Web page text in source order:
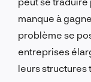
manque à
problème se
entreprises
leurs structures